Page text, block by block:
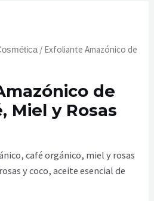
/ Exfoliante Amazónico de
de
Miel y Rosas
café orgánico, miel y rosas
y coco, aceite esencial de